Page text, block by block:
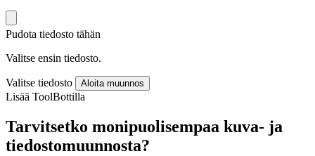
Pudota tiedosto tähän
Valitse ensin tiedosto.
Valitse tiedosto Aloita muunnos
Lisää ToolBottilla
Tarvitsetko monipuolisempaa kuva- ja
tiedostomuunnosta?